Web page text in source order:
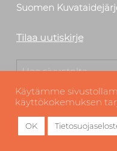
Suomen
Tilaa uutiskirje
Etsi
Käytämme
käyttökokemuksen
OK